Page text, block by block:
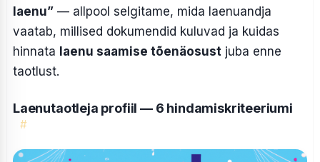
laenu” — allpool selgitame, mida laenuandja
vaatab, millised dokumendid kuluvad ja kuidas
hinnata laenu saamise tõenäosust juba enne
taotlust.
Laenutaotleja profiil — 6 hindamiskriteeriumi
#